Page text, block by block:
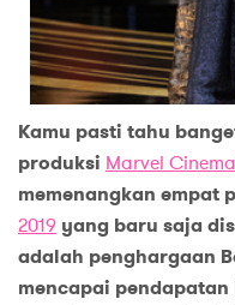
Kamu pasti tahu
produksi Marvel
memenangkan empat
2019 yang baru saja
adalah penghargaan
mencapai